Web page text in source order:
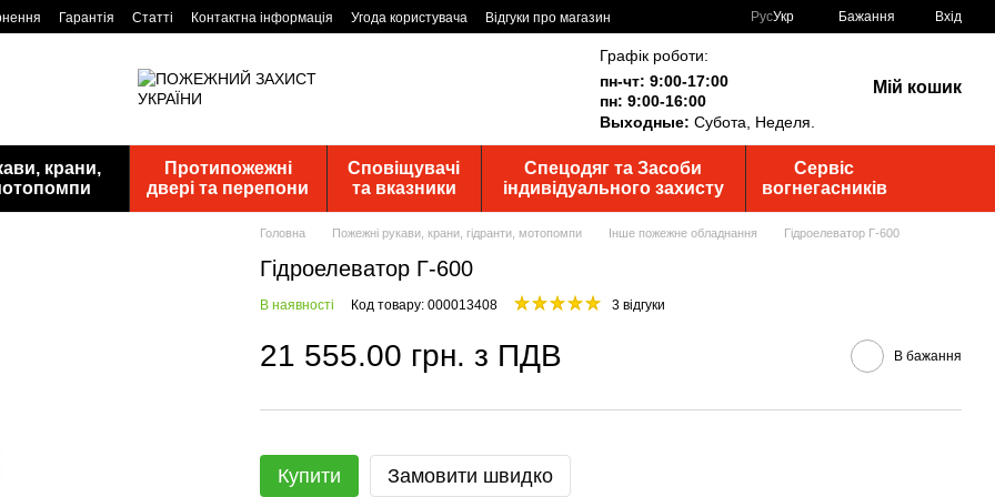
Гарантія Статті Контактна інформація Угода користувача
Відгуки про магазин
РусУкр Бажання Вхід
Графік роботи:
пн-чт: 9:00-17:00
пн: 9:00-16:00
Выходные: Субота, Неделя.
Мій кошик
крани,
Протипожежні
двері та перепони
Сповіщувачі
та вказники
Спецодяг та Засоби
індивідуального захисту
Сервіс
вогнегасників
Головна Пожежні рукави, крани, гідранти, мотопомпи Інше пожежне обладнання Гідроелеватор Г-600
Гідроелеватор Г-600
В наявності Код товару: 000013408 3 відгуки
21 555.00 грн. з ПДВ В бажання
Купити Замовити швидко